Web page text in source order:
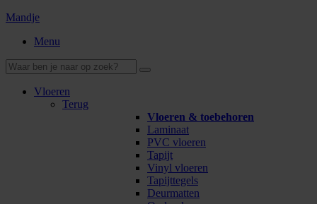
Mandje
Menu
Vloeren
Terug
Vloeren & toebehoren
Laminaat
PVC vloeren
Tapijt
Vinyl vloeren
Tapijttegels
Deurmatten